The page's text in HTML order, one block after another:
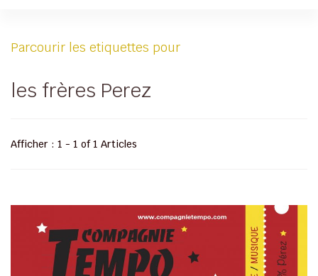
Parcourir les etiquettes pour
les frères Perez
Afficher : 1 - 1 of 1 Articles